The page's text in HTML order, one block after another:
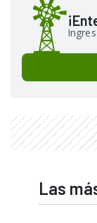
Las